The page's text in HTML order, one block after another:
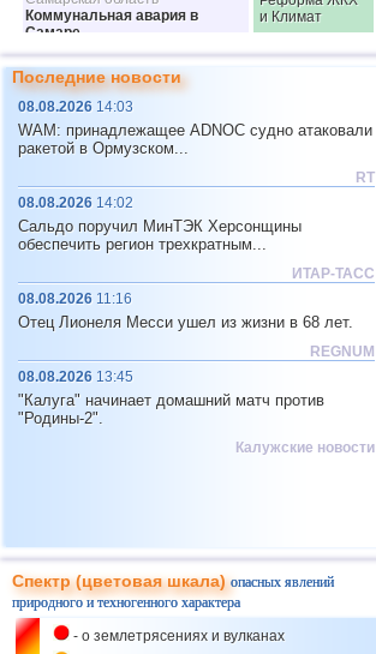
Коммунальная авария в
Самаре
и Климат
Москва
Столкновение крана с мостом
в Москве
02.01
Санкт-Петербург
Невском
02.01
Финляндия
Штормовая погода в
02.01
Греция
Холод и снег в Греции
Климат и МТК
02.01
Нидерланды
Токсичные контейнеры в
Северном море
Климат и
Климат,
Красноярский край
Аварийная посадка самолета
в Красноярске
МТКи Климат
03.01
Китай
Землетрясение магнитудой
Землетрясения
Последние новости
08.08.2026 14:03
WAM: принадлежащее ADNOC судно атаковали
ракетой в Ормузском...
RT
08.08.2026 14:02
Сальдо поручил МинТЭК Херсонщины
обеспечить регион трехкратным...
ИТАР-ТАСС
08.08.2026 11:16
Отец Лионеля Месси ушел из жизни в 68 лет.
REGNUM
08.08.2026 13:45
"Калуга" начинает домашний матч против
"Родины-2".
Калужские новости
Спектр (цветовая шкала)опасных явлений
природного и техногенного характера
- о землетрясениях и вулканах